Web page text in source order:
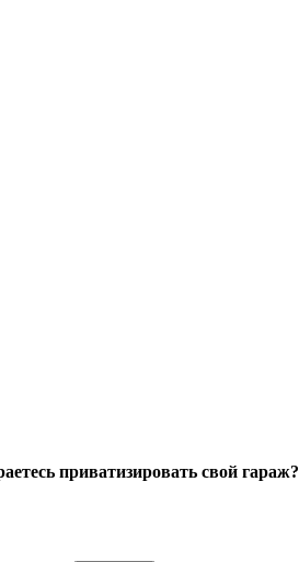
приватизировать свой гараж?